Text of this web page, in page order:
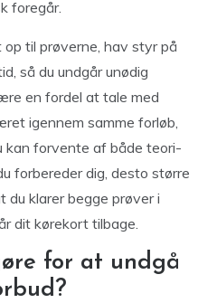
foregår.
til prøverne, hav styr på
så du undgår unødig
en fordel at tale med
igennem samme forløb,
kan forvente af både teori-
forbereder dig, desto større
du klarer begge prøver i
dit kørekort tilbage.
for at undgå